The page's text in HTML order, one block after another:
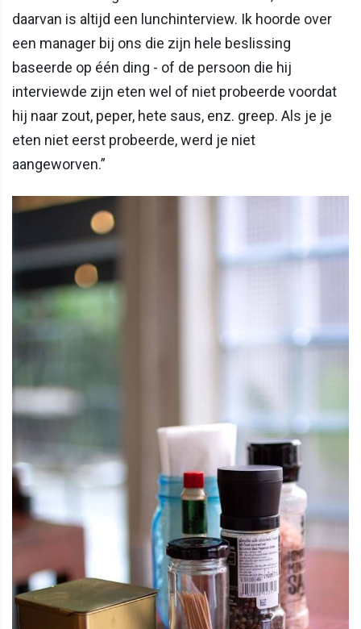
daarvan is altijd een lunchinterview. Ik hoorde over
een manager bij ons die zijn hele beslissing
baseerde op één ding - of de persoon die hij
interviewde zijn eten wel of niet probeerde voordat
hij naar zout, peper, hete saus, enz. greep. Als je je
eten niet eerst probeerde, werd je niet
aangeworven.”